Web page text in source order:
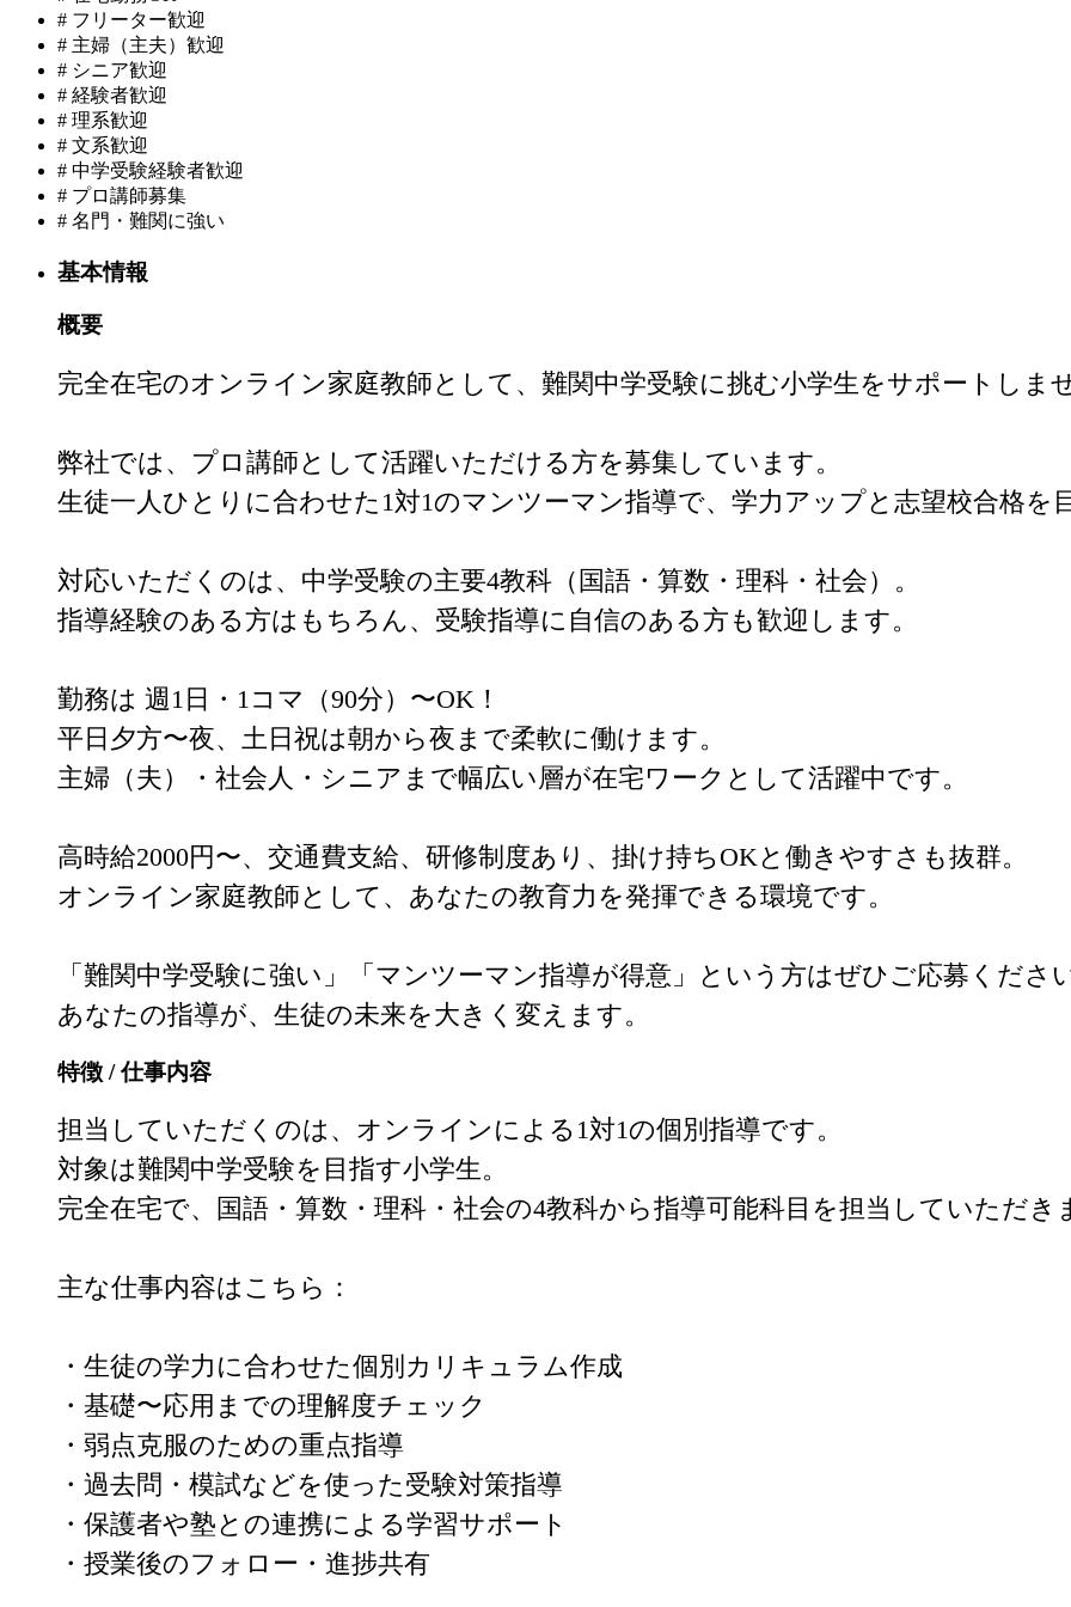
# フリーター歓迎
# 主婦（主夫）歓迎
# シニア歓迎
# 経験者歓迎
# 理系歓迎
# 文系歓迎
# 中学受験経験者歓迎
# プロ講師募集
# 名門・難関に強い
基本情報
概要
完全在宅のオンライン家庭教師として、難関中学受験に挑む小学生をサポートしま
弊社では、プロ講師として活躍いただける方を募集しています。
生徒一人ひとりに合わせた1対1のマンツーマン指導で、学力アップと志望校合格を
対応いただくのは、中学受験の主要4教科（国語・算数・理科・社会）。
指導経験のある方はもちろん、受験指導に自信のある方も歓迎します。
勤務は 週1日・1コマ（90分）〜OK！
平日夕方〜夜、土日祝は朝から夜まで柔軟に働けます。
主婦（夫）・社会人・シニアまで幅広い層が在宅ワークとして活躍中です。
高時給2000円〜、交通費支給、研修制度あり、掛け持ちOKと働きやすさも抜群。
オンライン家庭教師として、あなたの教育力を発揮できる環境です。
「難関中学受験に強い」「マンツーマン指導が得意」という方はぜひご応募くださ
あなたの指導が、生徒の未来を大きく変えます。
特徴 / 仕事内容
担当していただくのは、オンラインによる1対1の個別指導です。
対象は難関中学受験を目指す小学生。
完全在宅で、国語・算数・理科・社会の4教科から指導可能科目を担当していただき
主な仕事内容はこちら：
・生徒の学力に合わせた個別カリキュラム作成
・基礎〜応用までの理解度チェック
・弱点克服のための重点指導
・過去問・模試などを使った受験対策指導
・保護者や塾との連携による学習サポート
・授業後のフォロー・進捗共有